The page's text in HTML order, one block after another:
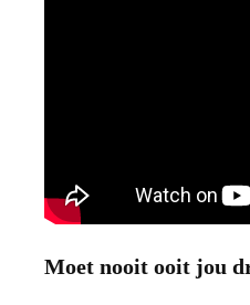
Moet nooit ooit jou